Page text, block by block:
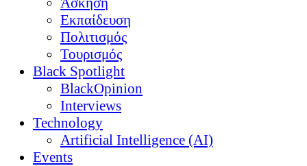
Εκπαίδευση
Πολιτισμός
Τουρισμός
Black Spotlight
BlackOpinion
Interviews
Technology
Artificial Intelligence (AI)
Events